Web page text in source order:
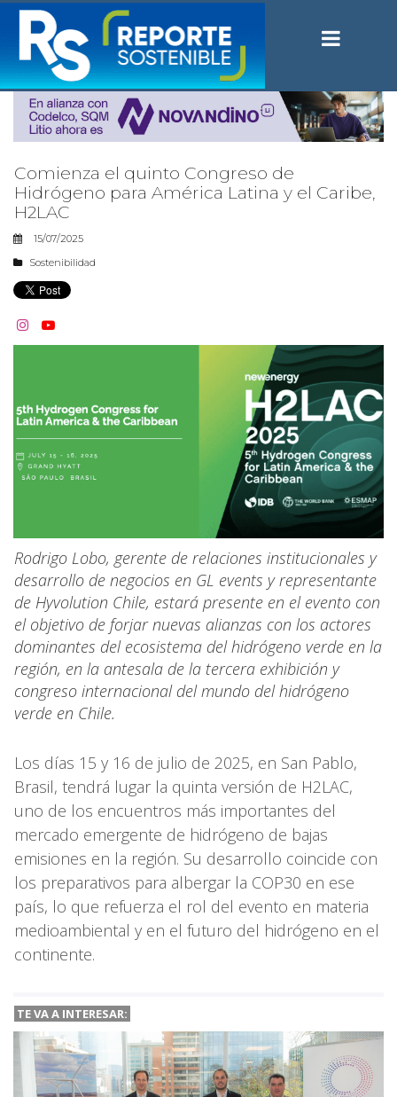
Comienza el quinto Congreso de
Hidrógeno para América Latina y el Caribe,
H2LAC
15/07/2025
Sostenibilidad
 
Rodrigo Lobo, gerente de relaciones institucionales y
desarrollo de negocios en GL events y representante
de Hyvolution Chile, estará presente en el evento con
el objetivo de forjar nuevas alianzas con los actores
dominantes del ecosistema del hidrógeno verde en la
región, en la antesala de la tercera exhibición y
congreso internacional del mundo del hidrógeno
verde en Chile.
Los días 15 y 16 de julio de 2025, en San Pablo,
Brasil, tendrá lugar la quinta versión de H2LAC,
uno de los encuentros más importantes del
mercado emergente de hidrógeno de bajas
emisiones en la región. Su desarrollo coincide con
los preparativos para albergar la COP30 en ese
país, lo que refuerza el rol del evento en materia
medioambiental y en el futuro del hidrógeno en el
continente.
TE VA A INTERESAR: